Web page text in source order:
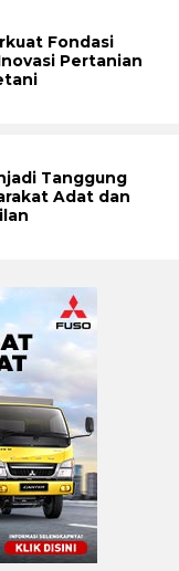
Fondasi
Pertanian
Tanggung
Adat dan